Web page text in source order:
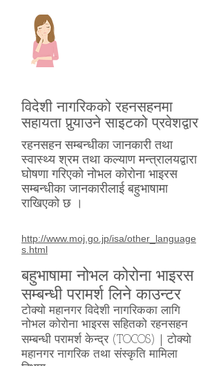
विदेशी नागरिकको रहनसहनमा
सहायता पुर्‍याउने साइटको प्रवेशद्वार
रहनसहन सम्बन्धीका जानकारी तथा
स्वास्थ्य श्रम तथा कल्याण मन्त्रालयद्वारा
घोषणा गरिएको नोभल कोरोना भाइरस
सम्बन्धीका जानकारीलाई बहुभाषामा
राखिएको छ ।
http://www.moj.go.jp/isa/other_language
s.html
बहुभाषामा नोभल कोरोना भाइरस
सम्बन्धी परामर्श लिने काउन्टर
टोक्यो महानगर विदेशी नागरिकका लागि
नोभल कोरोना भाइरस सहितको रहनसहन
सम्बन्धी परामर्श केन्द्र (TOCOS)｜टोक्यो
महानगर नागरिक तथा संस्कृति मामिला